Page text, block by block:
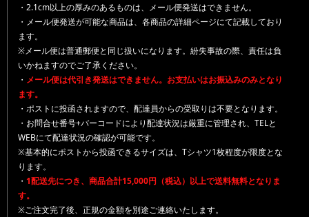
・2.1cm以上の厚みのあるものは、メール便発送はできません。
・メール便発送が可能な商品は、各商品の詳細ページにて記載しており
ます。
※メール便は普通郵便と同じ扱いになります。紛失事故の際、責任は負
いかねますのでご了承ください。
・ メール便は代引き発送はできません。お支払いはお振込みのみとなり
ます。
・ポストに投函されますので、配達員からの受取りは不要となります。
・お問合せ番号+バーコードにより配達状況は厳重に管理され、TELと
WEBにて配達状況の確認が可能です。
※基本的にポストから投函できるサイズは、Tシャツ1枚程度が限度とな
ります。
・ 1配送先につき、商品合計15,000円（税込）以上で送料無料となりま
す。
※ご注文完了後、正規の金額を別途ご連絡いたします。